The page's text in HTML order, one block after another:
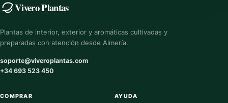
Vivero Plantas
Plantas de interior, exterior y aromáticas cultivadas y
preparadas con atención desde Almería.
soporte@viveroplantas.com
+34 693 523 450
COMPRAR AYUDA